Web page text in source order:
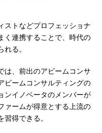
ストなどプロフェッショナ
く連携することで、時代の
る。
、前出のアビームコンサ
ビームコンサルティングの
ンイノベータのメンバーが
ァームが得意とする上流の
得できる。